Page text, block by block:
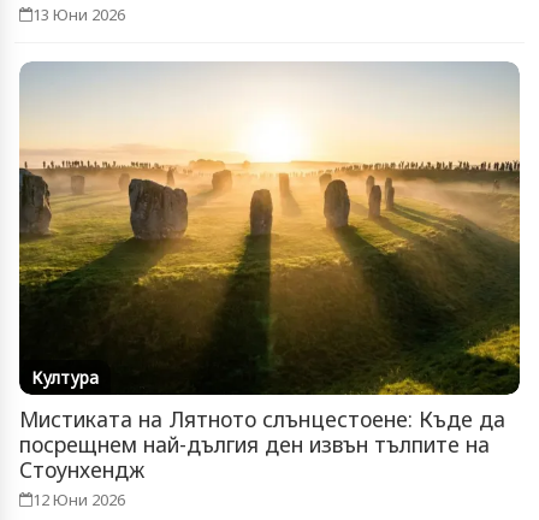
13 Юни 2026
Култура
Мистиката на Лятното слънцестоене: Къде да
посрещнем най-дългия ден извън тълпите на
Стоунхендж
12 Юни 2026